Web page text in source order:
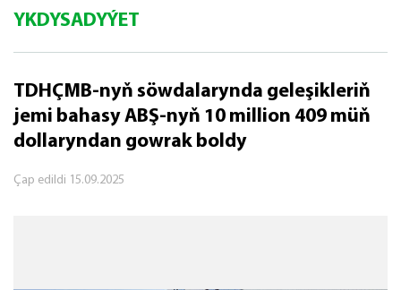
YKDYSADYÝET
TDHÇMB-nyň söwdalarynda geleşikleriň
jemi bahasy ABŞ-nyň 10 million 409 müň
dollaryndan gowrak boldy
Çap edildi 15.09.2025